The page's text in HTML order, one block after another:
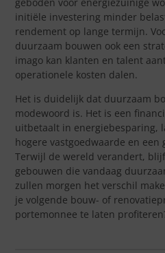
initiële investering minder
rendement op lange termijn.
duurzaam bouwen ook een
imago kan klanten en talent
operationele kosten dalen.
Het is duidelijk dat duurzaam
modewoord is. Het is een
uitbetaalt in energiebesparing,
hogere vastgoedwaarde en een
Terwijl de wereld verandert,
gebouwen die vandaag
zullen morgen het verschil
je volgende bouw- of
portemonnee te laten